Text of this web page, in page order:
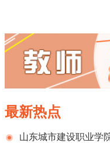
最新热点
山东城市建设职业学